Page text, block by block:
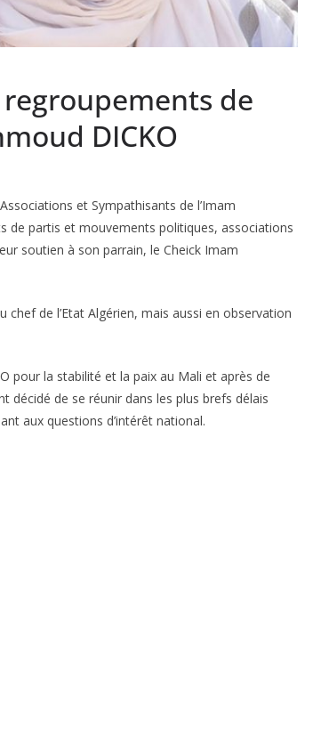
de
DICKO
et Sympathisants de l’Imam
de partis et mouvements politiques, associations
soutien à son parrain, le Cheick Imam
chef de l’Etat Algérien, mais aussi en observation
pour la stabilité et la paix au Mali et après de
décidé de se réunir dans les plus brefs délais
aux questions d’intérêt national.